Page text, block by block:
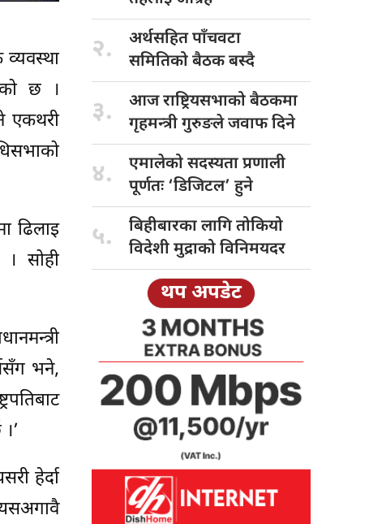
व्यवस्था
छ ।
एकथरी
ढिलाइ
। सोही
भने,
हेर्दा
२.
अर्थसहित पाँचवटा
समितिको बैठक बस्दै
३. आज राष्ट्रियसभाकोबैठकमा
गृहमन्त्री गुरुङले जवाफ दिने
४. एमालेको सदस्यताप्रणाली
पूर्णतः ‘डिजिटल’ हुने
५. बिहीबारका लागितोकियो
विदेशी मुद्राको विनिमयदर
थप अपडेट